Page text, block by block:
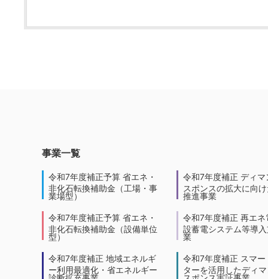
事業一覧
令和7年度補正予算 省エネ・
非化石転換補助金（工場・事
業場型）
令和7年度補正予算 省エネ・
非化石転換補助金（設備単位
型）
令和7年度補正 地域エネルギ
ー利用最適化・省エネルギー
診断拡充事業
令和7年度補正 ディマ
スポンスの拡大に向
推進事業
令和7年度補正 再エネ
設蓄電システム等導
業
令和7年度補正 スマー
ターを活用したディ
スポンス実証事業